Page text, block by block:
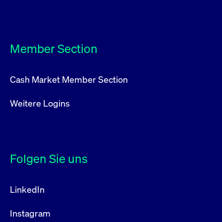
Head of Equity Capital Markets Germany
Member Section
Cash Market Member Section
Weitere Logins
Folgen Sie uns
LinkedIn
Instagram